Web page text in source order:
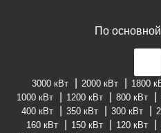
По
3000 кВт 2000 кВт 1800
1000 кВт
1200 кВт 800 кВт
400 кВт
350 кВт 300 кВт
160 кВт
150 кВт 120 кВт